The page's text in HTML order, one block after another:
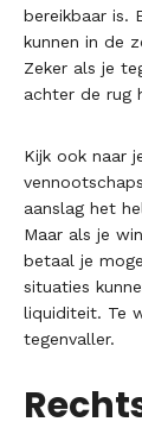
bereikbaar is.
kunnen in de
Zeker als je
achter de rug
Kijk ook naar
aanslag het
Maar als je
betaal je
situaties
liquiditeit. Te
tegenvaller.